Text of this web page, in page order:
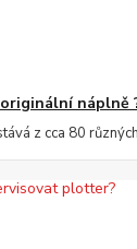
náplně
z cca 80